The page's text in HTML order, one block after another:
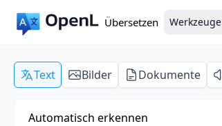
Übersetzen Werkzeuge
Text Bilder Dokumente
Automatisch erkennen